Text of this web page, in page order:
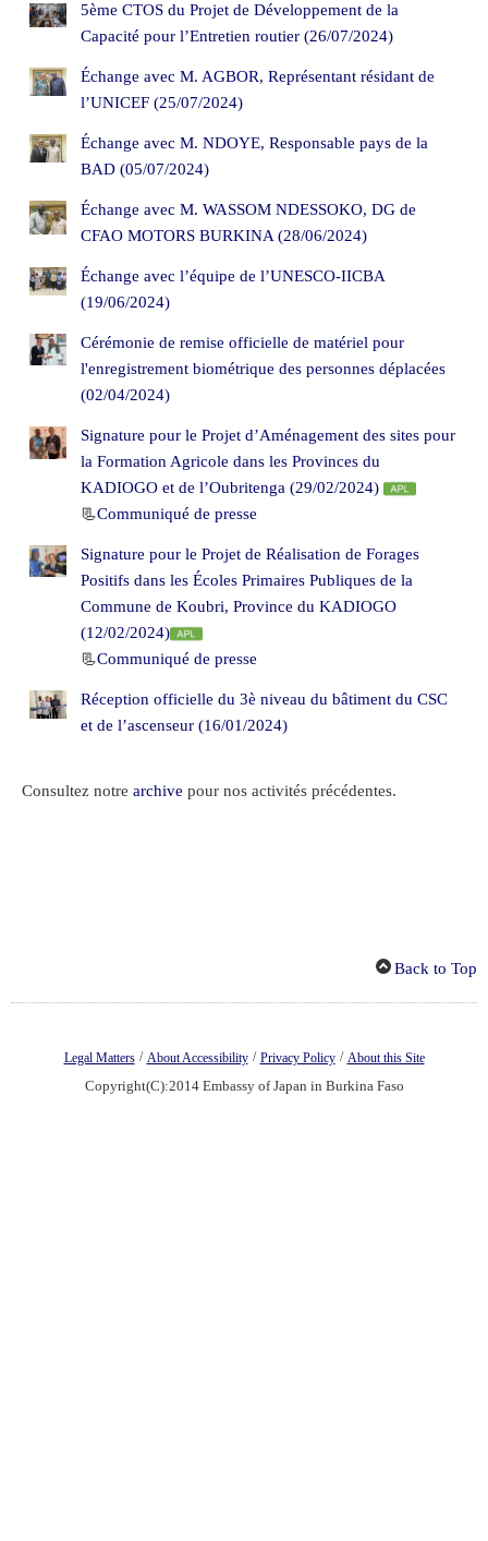
5ème CTOS du Projet de Développement de la
Capacité pour l’Entretien routier (26/07/2024)
Échange avec M. AGBOR, Représentant résidant de
l’UNICEF (25/07/2024)
Échange avec M. NDOYE, Responsable pays de la
BAD (05/07/2024)
Échange avec M. WASSOM NDESSOKO, DG de
CFAO MOTORS BURKINA (28/06/2024)
Échange avec l’équipe de l’UNESCO-IICBA
(19/06/2024)
Cérémonie de remise officielle de matériel pour
l'enregistrement biométrique des personnes déplacées
(02/04/2024)
Signature pour le Projet d’Aménagement des sites pour
la Formation Agricole dans les Provinces du
KADIOGO et de l’Oubritenga (29/02/2024)
📃Communiqué de presse
Signature pour le Projet de Réalisation de Forages
Positifs dans les Écoles Primaires Publiques de la
Commune de Koubri, Province du KADIOGO
(12/02/2024)
📃Communiqué de presse
Réception officielle du 3è niveau du bâtiment du CSC
et de l’ascenseur (16/01/2024)
Consultez notre archive pour nos activités précédentes.
Back to Top
Legal Matters / About Accessibility / Privacy Policy / About this Site
Copyright(C):2014 Embassy of Japan in Burkina Faso